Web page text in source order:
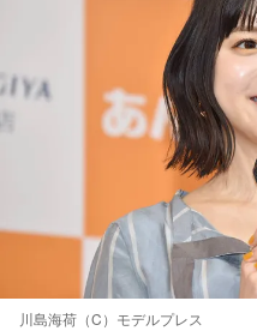
川島海荷（C）モデルプレス